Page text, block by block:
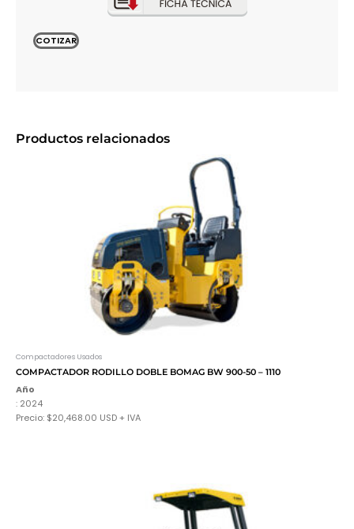
COTIZAR
Productos relacionados
Compactadores Usados
COMPACTADOR RODILLO DOBLE BOMAG BW 900-50 – 1110
Año
: 2024
Precio: $20,468.00 USD + IVA